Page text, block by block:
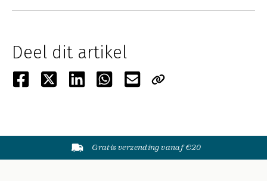
Deel dit artikel
Gratis verzending vanaf €20